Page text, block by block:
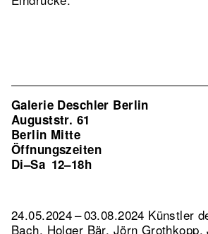
Galerie Deschler Berlin
Auguststr. 61
Berlin Mitte
Öffnungszeiten
Di–Sa 12–18h
24.05.2024 – 03.08.2024 Künstler
Bach, Holger Bär, Jörn